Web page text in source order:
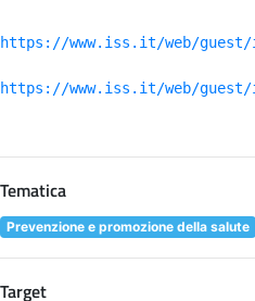
https://www.iss.it/web/
https://www.iss.it/web/
Tematica
Prevenzione e promozione della salute
Target